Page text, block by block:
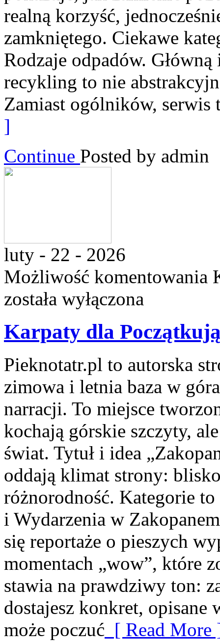
realną korzyść,
zamkniętego. Ciekawe
Rodzaje odpadów.
recykling to nie
Zamiast ogólników, serwis
]
Continue Posted by admin
luty - 22 - 2026
Możliwość komentowania
została wyłączona
Karpaty dla
Pieknotatr.pl to autorska
zimowa i letnia baza w
narracji. To miejsce
kochają górskie szczyty,
świat. Tytuł i idea
oddają klimat strony:
różnorodność. Kategorie
i Wydarzenia w
się reportaże o pieszych
momentach „wow”, które
stawia na prawdziwy ton:
dostajesz konkret, opisane
może poczuć [ Read More